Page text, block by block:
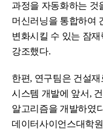
과정을 자동화하는 것
머신러닝을 통합하여
변화시킬 수 있는 잠
강조했다.
한편, 연구팀은 건설
시스템 개발에 앞서,
알고리즘을 개발하였
데이터사이언스대학